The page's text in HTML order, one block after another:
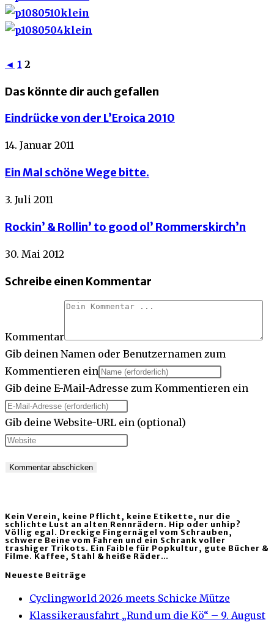
◄ 1 2
Das könnte dir auch gefallen
Eindrücke von der L’Eroica 2010
14. Januar 2011
Ein Mal schöne Wege bitte.
3. Juli 2011
Rockin’ & Rollin’ to good ol’ Rommerskirch’n
30. Mai 2012
Schreibe einen Kommentar
Kommentar
Gib deinen Namen oder Benutzernamen zum
Kommentieren ein
Gib deine E-Mail-Adresse zum Kommentieren ein
Gib deine Website-URL ein (optional)
Kein Verein, keine Pflicht, keine Etikette, nur die
schlichte Lust an alten Rennrädern. Hip oder unhip?
Völlig egal. Dreckige Fingernägel vom Schrauben,
schwere Beine vom Fahren und ein Schrank voller
trashiger Trikots. Ein Faible für Popkultur, gute Bücher &
Filme. Kaffee, Stahl & heiße Räder…
Neueste Beiträge
Cyclingworld 2026 meets Schicke Mütze
Klassikerausfahrt „Rund um die Kö“ – 9. August